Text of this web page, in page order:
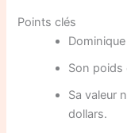
Points clés
Son poids
Sa valeur
dollars.